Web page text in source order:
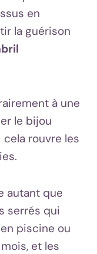
en
la guérison
à une
le bijou
rouvre les
autant que
serrés qui
piscine ou
et les